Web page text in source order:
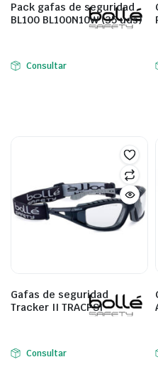
Pack gafas de seguridad
BL100 BL100N10W (35 uds)
Consultar
Gafas de seguridad
Tracker II TRACPSI
Consultar